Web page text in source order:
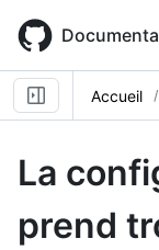
main
content
Accueil
La
prend